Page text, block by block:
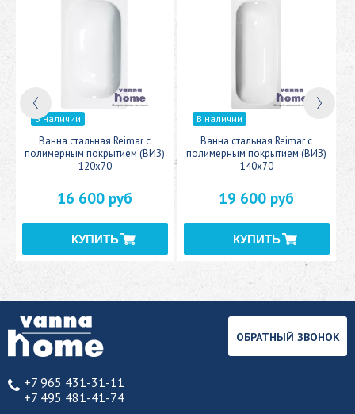
В наличии
Ванна стальная Reimar с
полимерным покрытием (ВИЗ)
120x70
16 600 руб
В наличии
Ванна стальная Reimar с
полимерным покрытием (ВИЗ)
140x70
19 600 руб
+7 965 431-31-11
+7 495 481-41-74
ОБРАТНЫЙ ЗВОНОК